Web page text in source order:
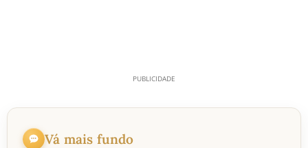
Vá mais fundo